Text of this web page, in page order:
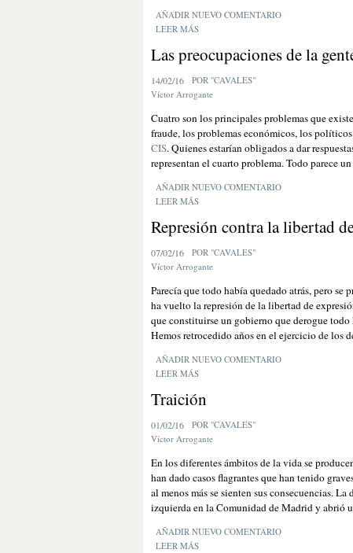
AÑADIR NUEVO COMENTARIO
LEER MÁS
Las preocupaciones de la
14/02/16
POR "CAVALES"
Víctor Arrogante
Cuatro son los principales problemas que
fraude, los problemas económicos, los
CIS. Quienes estarían obligados a dar
representan el cuarto problema. Todo parece
AÑADIR NUEVO COMENTARIO
LEER MÁS
Represión contra la libertad
07/02/16
POR "CAVALES"
Víctor Arrogante
Parecía que todo había quedado atrás, pero se
ha vuelto la represión de la libertad de
que constituirse un gobierno que derogue
Hemos retrocedido años en el ejercicio de los
AÑADIR NUEVO COMENTARIO
LEER MÁS
Traición
01/02/16
POR "CAVALES"
Víctor Arrogante
En los diferentes ámbitos de la vida se
han dado casos flagrantes que han tenido
al menos más se sienten sus consecuencias.
izquierda en la Comunidad de Madrid y abrió
AÑADIR NUEVO COMENTARIO
LEER MÁS